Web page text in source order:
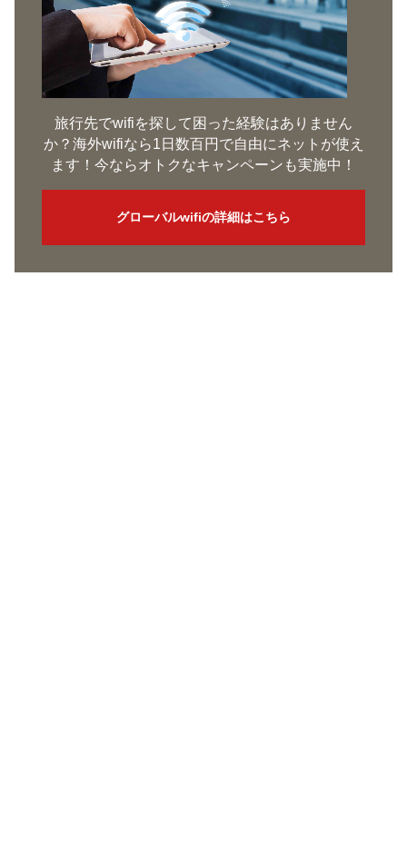
旅行先でwifiを探して困った経験はありません
か？海外wifiなら1日数百円で自由にネットが使え
ます！今ならオトクなキャンペーンも実施中！
グローバルwifiの詳細はこちら